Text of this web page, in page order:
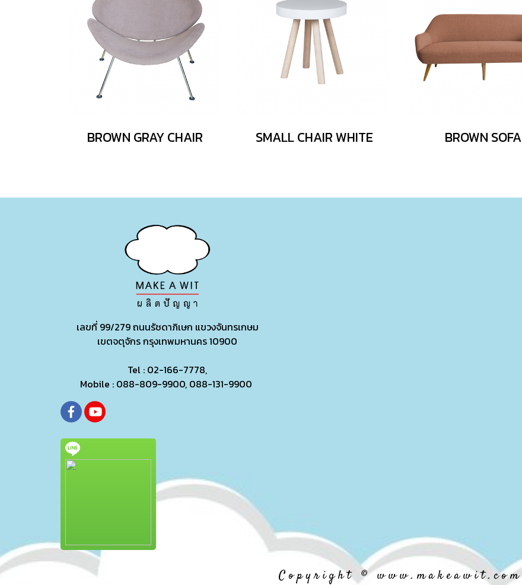
BROWN GRAY CHAIR SMALL CHAIR WHITE BROWN SOFA
เลขที่ 99/279ถนนรัชดาภิเษก แขวงจันทรเกษม
เขตจตุจักร กรุงเทพมหานคร 10900
Tel : 02-166-7778,
Mobile : 088-809-9900, 088-131-9900
C o p y r i g h t © w w w . m a k e a w i t . c o m